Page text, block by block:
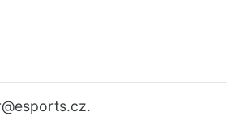
@esports.cz.